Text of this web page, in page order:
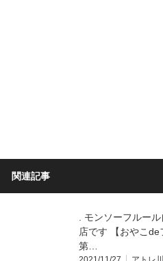
関連記事
. モンソーフルー
店です 【おやこde
第…